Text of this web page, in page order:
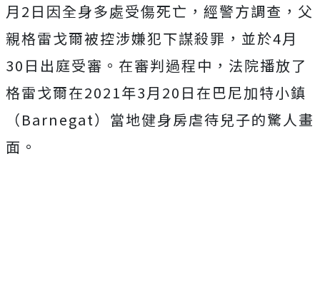
月2日因全身多處受傷死亡，經警方調查，父
親格雷戈爾被控涉嫌犯下謀殺罪，並於4月
30日出庭受審。在審判過程中，法院播放了
格雷戈爾在2021年3月20日在巴尼加特小鎮
（Barnegat）當地健身房虐待兒子的驚人畫
面。